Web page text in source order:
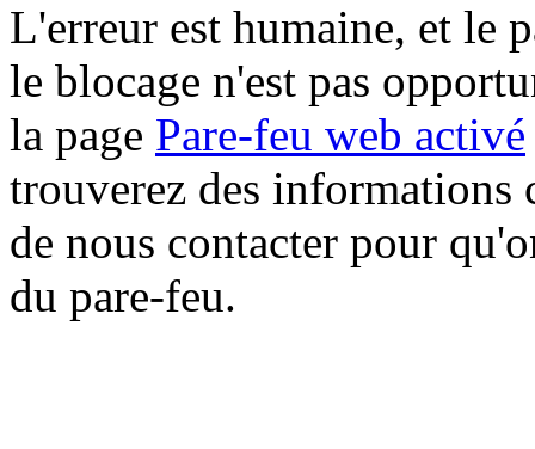
L'erreur est humaine, et le
le blocage n'est pas
la page Pare-feu web activé
trouverez des informations
de nous contacter pour
du pare-feu.